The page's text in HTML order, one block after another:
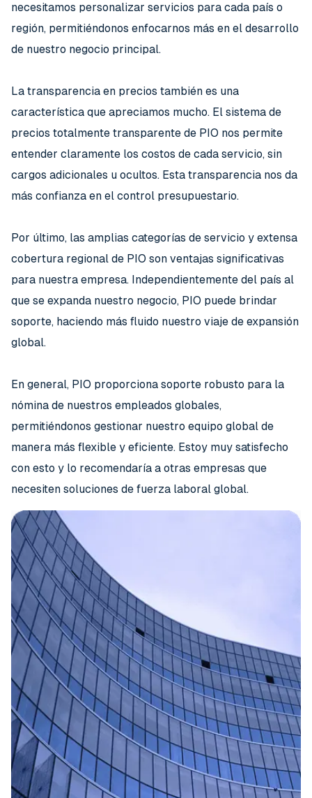
necesitamos personalizar servicios para cada país o
región, permitiéndonos enfocarnos más en el desarrollo
de nuestro negocio principal.
La transparencia en precios también es una
característica que apreciamos mucho. El sistema de
precios totalmente transparente de PIO nos permite
entender claramente los costos de cada servicio, sin
cargos adicionales u ocultos. Esta transparencia nos da
más confianza en el control presupuestario.
Por último, las amplias categorías de servicio y extensa
cobertura regional de PIO son ventajas significativas
para nuestra empresa. Independientemente del país al
que se expanda nuestro negocio, PIO puede brindar
soporte, haciendo más fluido nuestro viaje de expansión
global.
En general, PIO proporciona soporte robusto para la
nómina de nuestros empleados globales,
permitiéndonos gestionar nuestro equipo global de
manera más flexible y eficiente. Estoy muy satisfecho
con esto y lo recomendaría a otras empresas que
necesiten soluciones de fuerza laboral global.